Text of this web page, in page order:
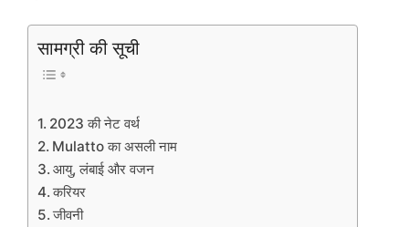
सामग्री की सूची
2023 की नेट वर्थ
Mulatto का असली नाम
आयु, लंबाई और वजन
करियर
जीवनी